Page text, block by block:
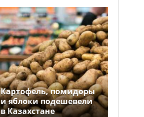
Картофель, помидоры
и яблоки подешевели
в Казахстане